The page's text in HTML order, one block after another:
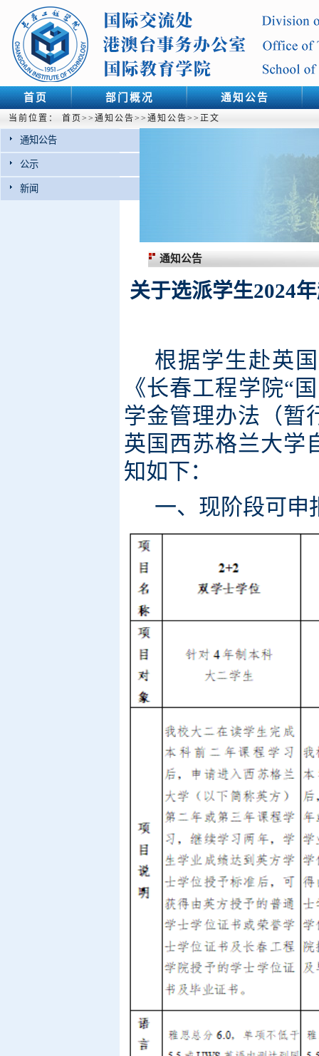
首页 部门概况 通知公告
当前位置： 首页 >> 通知公告>> 通知公告>> 正文
通知公告
公示
新闻
通知公告
关于选派学生2024
根据学生赴英
《长春工程学院“
学金管理办法（暂
英国西苏格兰大学
知如下：
一、现阶段可申